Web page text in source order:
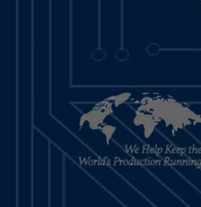
MÁS